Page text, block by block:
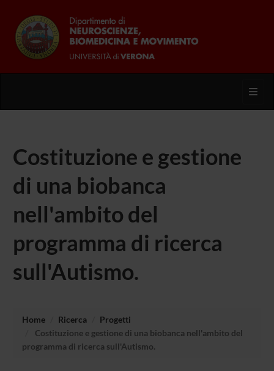
Costituzione e gestione
di una biobanca
nell'ambito del
programma di ricerca
sull'Autismo.
Home Ricerca
Progetti
Costituzione e gestione di una biobanca nell'ambito del
programma di ricerca sull'Autismo.